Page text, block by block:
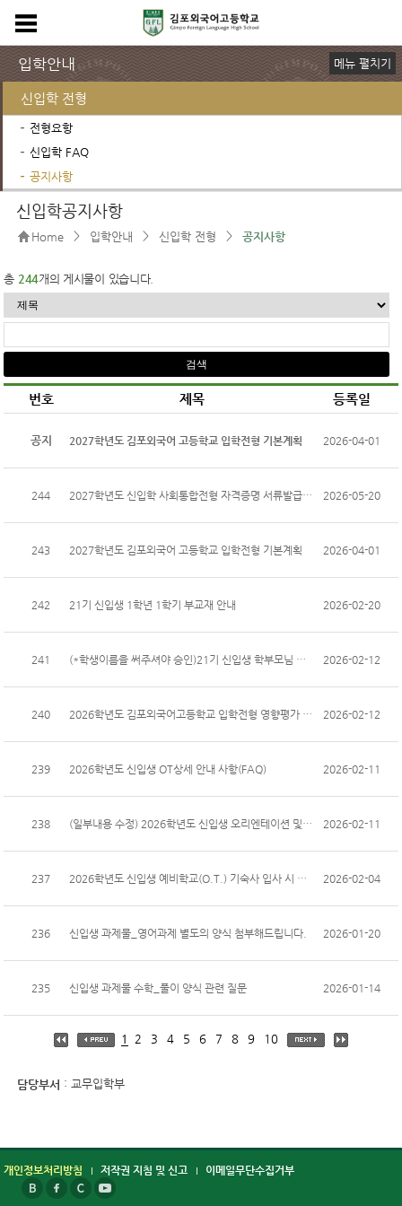
입학안내
신입학 전형
전형요항
신입학 FAQ
공지사항
전편입 전형
메뉴 펼치기
신입학공지사항
Home > 입학안내 > 신입학 전형 > 공지사항
총 244개의 게시물이 있습니다.
번호 제목 등록일
공지 2027학년도 김포외국어 고등학교 입학전형 기본계획 2026-04-01
244 2027학년도 신입학 사회통합전형 자격증명 서류발급 안내 2026-05-20
243 2027학년도 김포외국어 고등학교 입학전형 기본계획 2026-04-01
242 21기 신입생 1학년 1학기 부교재 안내 2026-02-20
241 (*학생이름을 써주셔야 승인)21기 신입생 학부모님 밴드 가입 안내 2026-02-12
240 2026학년도 김포외국어고등학교 입학전형 영향평가 결과보고서 2026-02-12
239 2026학년도 신입생 OT상세 안내 사항(FAQ) 2026-02-11
238 (일부내용 수정) 2026학년도 신입생 오리엔테이션 및 입학식 안내_수정(기상시간, 식사시간, 생활관교육시간... 2026-02-11
237 2026학년도 신입생 예비학교(O.T.) 기숙사 입사 시 준비사항 안내 2026-02-04
236 신입생 과제물_영어과제 별도의 양식 첨부해드립니다. 2026-01-20
235 신입생 과제물 수학_풀이 양식 관련 질문 2026-01-14
1 2 3 4 5 6 7 8 9 10
담당부서 : 교무입학부
개인정보처리방침 저작권 지침 및 신고 이메일무단수집거부